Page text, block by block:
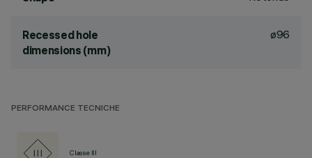
Recessed hole
dimensions (mm)
ø96
PERFORMANCE TECNICHE
Classe III